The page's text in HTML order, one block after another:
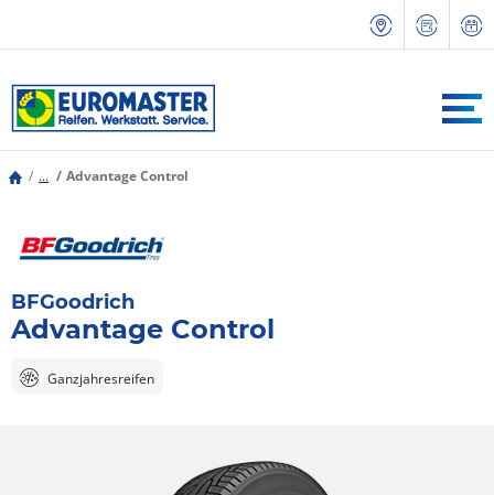
... Advantage Control
BFGoodrich
Advantage Control
Ganzjahresreifen